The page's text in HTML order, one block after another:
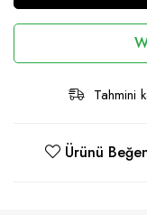
Tahmini
Ürünü